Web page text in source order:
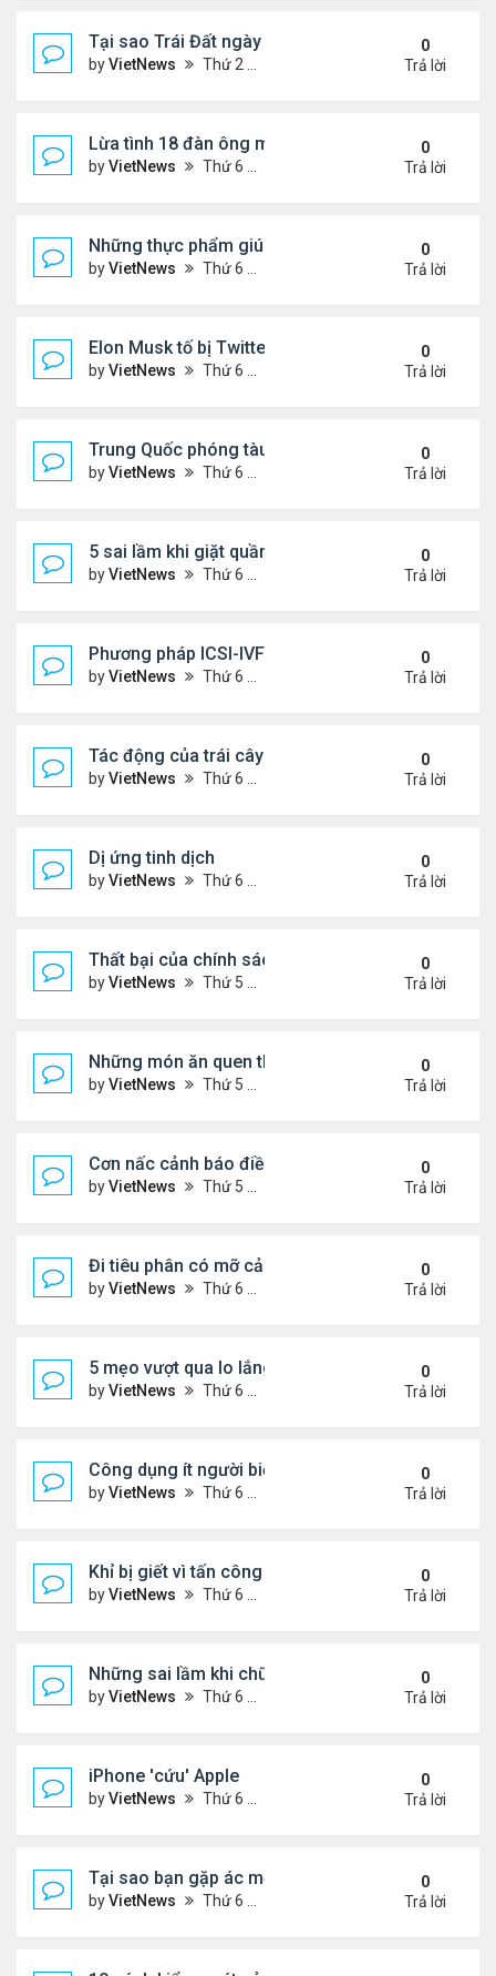
Tại sao Trái Đất ngày càng rời xa Mặt Trời?
byVietNews Thứ 2 Tháng 8 08, 2022 12:00 pm
0
Trả lời
Lừa tình 18 đàn ông một lúc
byVietNews Thứ 6 Tháng 8 05, 2022 4:18 pm
0
Trả lời
Những thực phẩm giúp giảm mỡ bụng
byVietNews Thứ 6 Tháng 8 05, 2022 3:08 pm
0
Trả lời
Elon Musk tố bị Twitter lừa
byVietNews Thứ 6 Tháng 8 05, 2022 3:01 pm
0
Trả lời
Trung Quốc phóng tàu vũ trụ tái sử dụng bí ẩn
byVietNews Thứ 6 Tháng 8 05, 2022 2:24 pm
0
Trả lời
5 sai lầm khi giặt quần áo
byVietNews Thứ 6 Tháng 8 05, 2022 2:21 pm
0
Trả lời
Phương pháp ICSI-IVF điều trị vô sinh nam nặng
byVietNews Thứ 6 Tháng 8 05, 2022 12:24 pm
0
Trả lời
Tác động của trái cây sấy đến đường huyết
byVietNews Thứ 6 Tháng 8 05, 2022 12:13 pm
0
Trả lời
Dị ứng tinh dịch
byVietNews Thứ 6 Tháng 8 05, 2022 12:06 pm
0
Trả lời
Thất bại của chính sách khuyến khích sinh đẻ ở
byVietNews Thứ 5 Tháng 8 04, 2022 5:21 pm
0
Trả lời
Những món ăn quen thuộc rút ngắn tuổi thọ
byVietNews Thứ 5 Tháng 8 04, 2022 4:03 pm
0
Trả lời
Cơn nấc cảnh báo điều gì về sức khỏe?
byVietNews Thứ 5 Tháng 8 04, 2022 3:12 pm
0
Trả lời
Đi tiêu phân có mỡ cảnh báo nguy cơ bệnh tật
byVietNews Thứ 6 Tháng 7 29, 2022 5:15 pm
0
Trả lời
5 mẹo vượt qua lo lắng trong thời kỳ lạm phát
byVietNews Thứ 6 Tháng 7 29, 2022 5:12 pm
0
Trả lời
Công dụng ít người biết của dầu ô liu
byVietNews Thứ 6 Tháng 7 29, 2022 1:42 pm
0
Trả lời
Khỉ bị giết vì tấn công 56 người
byVietNews Thứ 6 Tháng 7 29, 2022 1:39 pm
0
Trả lời
Những sai lầm khi chữa ho tại nhà
byVietNews Thứ 6 Tháng 7 29, 2022 12:39 pm
0
Trả lời
iPhone 'cứu' Apple
byVietNews Thứ 6 Tháng 7 29, 2022 11:43 am
0
Trả lời
Tại sao bạn gặp ác mộng trong giấc ngủ?
byVietNews Thứ 6 Tháng 7 29, 2022 10:47 am
0
Trả lời